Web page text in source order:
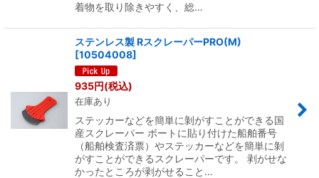
着物を取り除きやすく、総…
ステンレス製 RスクレーパーPRO(M)
[10504008]
935円(税込)
在庫あり
ステッカーなどを簡単に剝がすことができる国
産スクレーパー ボートに貼り付けた船舶番号
（船舶検査済票）やステッカーなどを簡単に剝
がすことができるスクレーパーです。 剥がせな
かったところが剥がせること…